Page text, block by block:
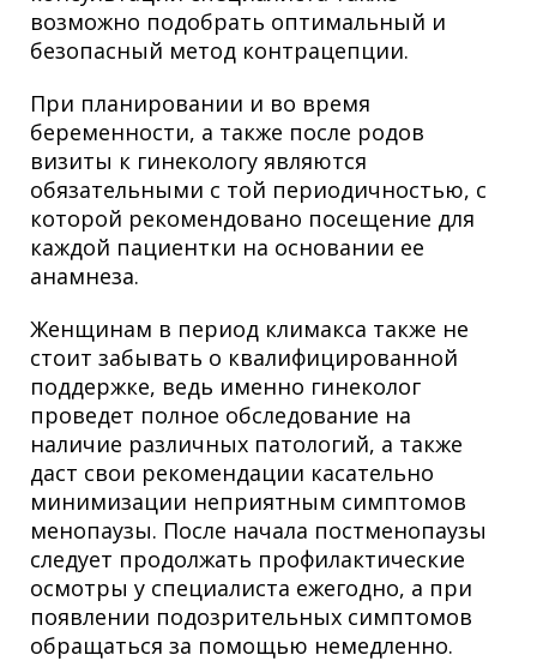
возможно подобрать оптимальный и
безопасный метод контрацепции.
При планировании и во время
беременности, а также после родов
визиты к гинекологу являются
обязательными с той периодичностью, с
которой рекомендовано посещение для
каждой пациентки на основании ее
анамнеза.
Женщинам в период климакса также не
стоит забывать о квалифицированной
поддержке, ведь именно гинеколог
проведет полное обследование на
наличие различных патологий, а также
даст свои рекомендации касательно
минимизации неприятным симптомов
менопаузы. После начала постменопаузы
следует продолжать профилактические
осмотры у специалиста ежегодно, а при
появлении подозрительных симптомов
обращаться за помощью немедленно.